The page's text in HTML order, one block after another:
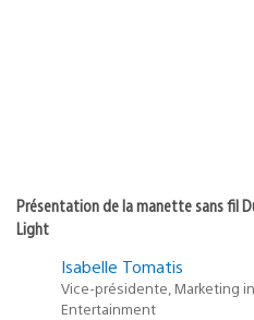
Présentation de la manette sans fil
Light
Isabelle Tomatis
Vice-présidente, Marketing
Entertainment